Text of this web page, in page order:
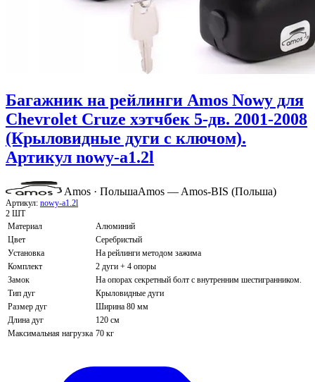
Багажник на рейлинги Amos Nowy для
Chevrolet Cruze хэтчбек 5-дв. 2001-2008
(Крыловидные дуги с ключом).
Артикул nowy-a1.2l
Amos · ПольшаAmos — Amos-BIS (Польша)
Артикул: nowy-a1.2l
2 ШТ
Материал
Алюминий
Цвет
Серебристый
Установка
На рейлинги методом зажима
Комплект
2 дуги + 4 опоры
Замок
На опорах секретный болт с внутренним шестигранником.
Тип дуг
Крыловидные дуги
Размер дуг
Ширина 80 мм
Длина дуг
120 см
Максимальная нагрузка 70 кг